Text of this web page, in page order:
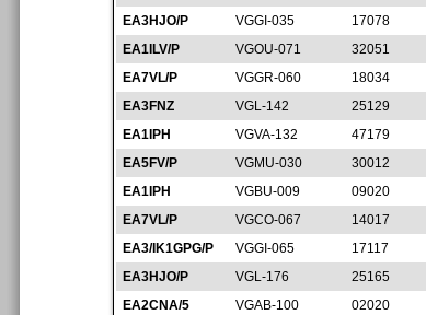
EA3HJO/P
VGGI-035 17078
EA1ILV/P
VGOU-071 32051
EA7VL/P
VGGR-060 18034
EA3FNZ
VGL-142 25129
EA1IPH
VGVA-132 47179
EA5FV/P
VGMU-030 30012
EA1IPH
VGBU-009 09020
EA7VL/P
VGCO-067 14017
EA3/IK1GPG/P
VGGI-065 17117
EA3HJO/P
VGL-176 25165
EA2CNA/5
VGAB-100 02020